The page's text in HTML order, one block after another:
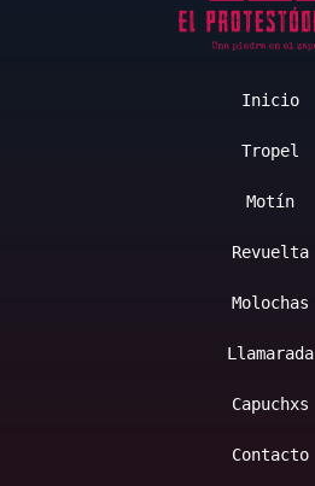
Inicio
Tropel
Motín
Revuelta
Molochas
Llamarada
Capuchxs
Contacto